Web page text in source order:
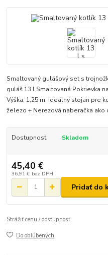
Smaltovaný gulášový set s
guláš 13 l Smaltovaná Pokrievka
Výška: 1,25 m. Ideálny stojan pre
železo + Nerezová naberačka ako
Dostupnosť Skladom
45,40 €
36,91 € bez DPH
Pridať do
Strážiť cenu / dostupnosť
Do obľúbených